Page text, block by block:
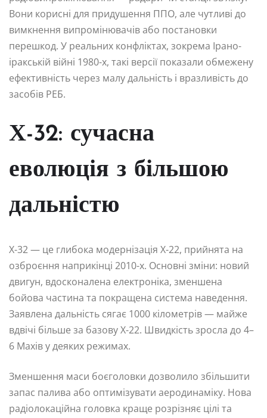
Вони корисні для придушення ППО, але чутливі до
вимкнення випромінювачів або постановки
перешкод. У реальних конфліктах, зокрема Ірано-
іракській війні 1980-х, такі версії показали обмежену
ефективність через малу дальність і вразливість до
засобів РЕБ.
Х-32: сучасна
еволюція з більшою
дальністю
Х-32 — це глибока модернізація Х-22, прийнята на
озброєння наприкінці 2010-х. Основні зміни: новий
двигун, вдосконалена електроніка, зменшена
бойова частина та покращена система наведення.
Заявлена дальність сягає 1000 кілометрів — майже
вдвічі більше за базову Х-22. Швидкість зросла до 4–
6 Махів у деяких режимах.
Зменшення маси боєголовки дозволило збільшити
запас палива або оптимізувати аеродинаміку. Нова
радіолокаційна головка краще розрізняє цілі та